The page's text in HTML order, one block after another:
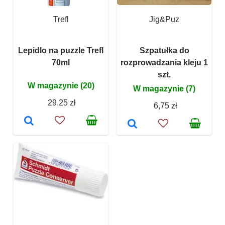
Trefl
Lepidlo na puzzle Trefl
70ml
W magazynie (20)
29,25 zł
Jig&Puz
Szpatułka do
rozprowadzania kleju 1
szt.
W magazynie (7)
6,75 zł